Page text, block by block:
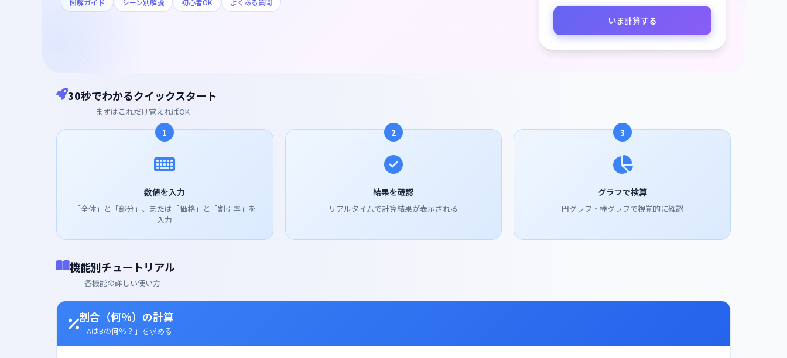
図解ガイド シーン別解説 初心者OK よくある質問
いま計算する
30秒でわかるクイックスタート
まずはこれだけ覚えればOK
1
数値を入力
「全体」と「部分」、または「価格」と「割引率」を
入力
2
結果を確認
リアルタイムで計算結果が表示される
3
グラフで検算
円グラフ・棒グラフで視覚的に確認
機能別チュートリアル
各機能の詳しい使い方
割合（何％）の計算
「AはBの何％？」を求める